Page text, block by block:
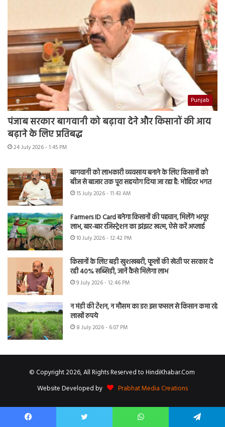
Punjab
पंजाब सरकार बागवानी को बढ़ावा देने और किसानों की आय
बढ़ाने के लिए प्रतिबद्ध
24 July 2026 - 1:45 PM
बागवानी को लाभकारी व्यवसाय बनाने के लिए किसानों को
बीज से बाजार तक पूरा सहयोग दिया जा रहा है: मोहिंदर भगत
15 July 2026 - 11:43 AM
Farmers ID Card बनेगा किसानों की पहचान, मिलेंगे भरपूर
लाभ, बार-बार रजिस्ट्रेशन का झंझट खत्म, ऐसे करें अप्लाई
10 July 2026 - 12:42 PM
किसानों के लिए बड़ी खुशखबरी, फूलों की खेती पर सरकार दे
रही 40% सब्सिडी, जानें कैसे मिलेगा लाभ
9 July 2026 - 12:46 PM
न मंडी की टेंशन, न मौसम का डर! इस फसल से किसान कमा रहे
लाखों रुपये
8 July 2026 - 6:07 PM
© Copyright 2026, All Rights Reserved to HindiKhabar.Com
Website Developed by
Prabhat Media Creations